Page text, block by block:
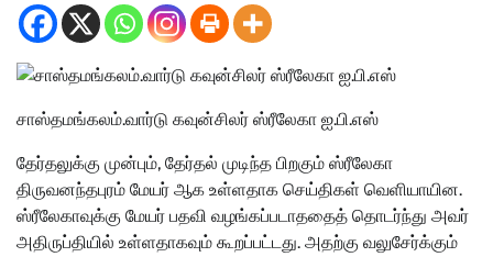
சாஸ்தமங்கலம்.வார்டு கவுன்சிலர் ஸ்ரீலேகா ஐ.பி.எஸ்
தேர்தலுக்கு முன்பும், தேர்தல் முடிந்த பிறகும் ஸ்ரீலேகா
திருவனந்தபுரம் மேயர் ஆக உள்ளதாக செய்திகள் வெளியாயின.
ஸ்ரீலேகாவுக்கு மேயர் பதவி வழங்கப்படாததைத் தொடர்ந்து அவர்
அதிருப்தியில் உள்ளதாகவும் கூறப்பட்டது. அதற்கு வலுசேர்க்கும்